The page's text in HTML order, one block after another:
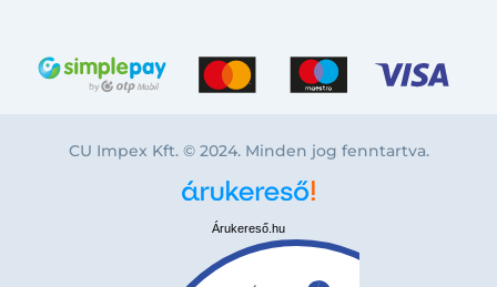
CU Impex Kft. © 2024. Minden jog fenntartva.
Árukereső.hu